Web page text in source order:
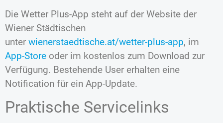
Die Wetter Plus-App steht auf der Website der
Wiener Städtischen
unter wienerstaedtische.at/wetter-plus-app, im
App-Store oder im kostenlos zum Download zur
Verfügung. Bestehende User erhalten eine
Notification für ein App-Update.
Praktische Servicelinks